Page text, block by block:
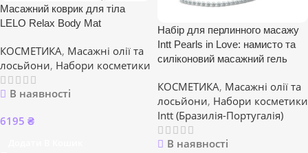
Масажний коврик для тіла
LELO Relax Body Mat
КОСМЕТИКА, Масажні олії та
лосьйони, Набори косметики
В наявності
6195 ₴
Набір для перлинного масажу
Intt Pearls in Love: намисто та
силіконовий масажний гель
КОСМЕТИКА, Масажні олії та
лосьйони, Набори косметики
Intt (Бразилія-Португалія)
В наявності